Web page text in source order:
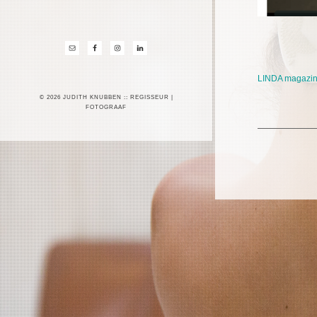
© 2026 JUDITH KNUBBEN :: REGISSEUR |
FOTOGRAAF
LINDA